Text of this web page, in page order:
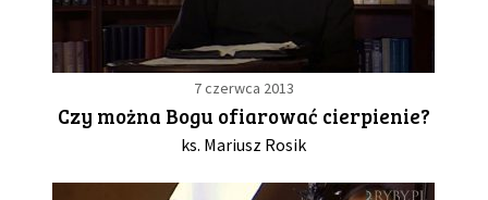
7 czerwca 2013
Czy można Bogu ofiarować cierpienie?
ks. Mariusz Rosik